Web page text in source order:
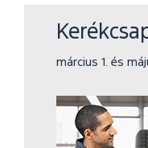
március 1. és